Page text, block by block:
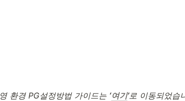
환경 PG설정방법 가이드는 ‘여기’로 이동되었습